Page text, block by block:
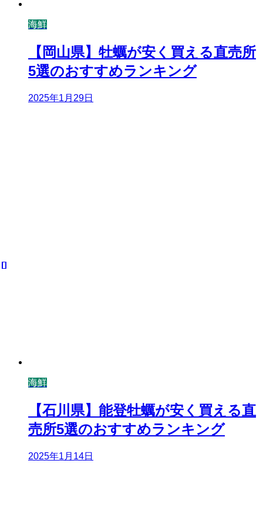
海鮮
【岡山県】牡蠣が安く買える直売所
5選のおすすめランキング
2025年1月29日
海鮮
【石川県】能登牡蠣が安く買える直
売所5選のおすすめランキング
2025年1月14日